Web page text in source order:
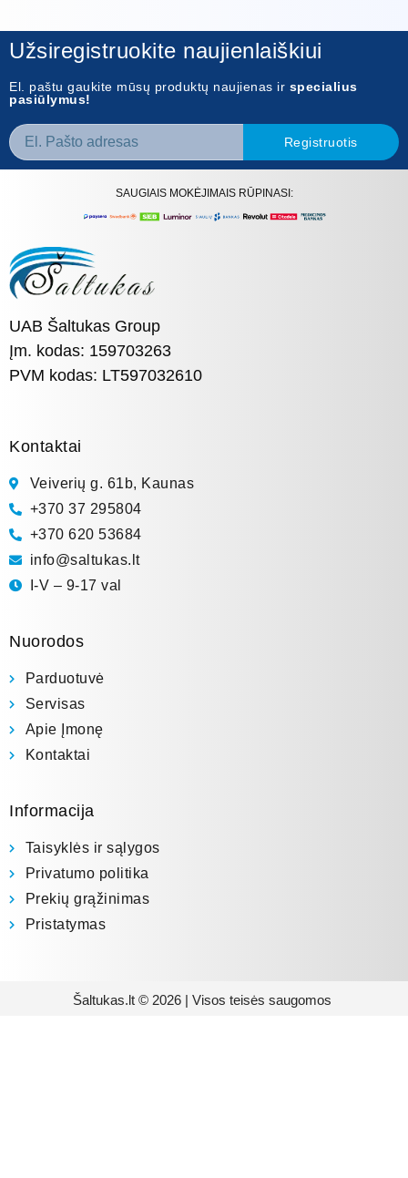
Užsiregistruokite naujienlaiškiui
El. paštu gaukite mūsų produktų naujienas ir specialius
pasiūlymus!
Registruotis
SAUGIAIS MOKĖJIMAIS RŪPINASI:
UAB Šaltukas Group
Įm. kodas: 159703263
PVM kodas: LT597032610
Kontaktai
Veiverių g. 61b, Kaunas
+370 37 295804
+370 620 53684
info@saltukas.lt
I-V – 9-17 val
Nuorodos
Parduotuvė
Servisas
Apie Įmonę
Kontaktai
Informacija
Taisyklės ir sąlygos
Privatumo politika
Prekių grąžinimas
Pristatymas
Šaltukas.lt © 2026 | Visos teisės saugomos